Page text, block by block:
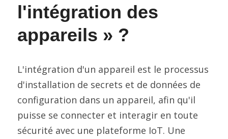
Énergie et services publics
Éducation
MDR
SESIP
l'intégration des
appareils » ?
L'intégration d'un appareil est le processus
d'installation de secrets et de données de
configuration dans un appareil, afin qu'il
puisse se connecter et interagir en toute
sécurité avec une plateforme IoT. Une